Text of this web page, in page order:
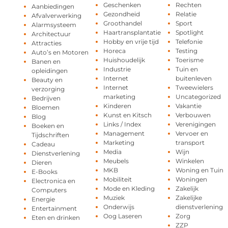
Aanbiedingen
Afvalverwerking
Alarmsysteem
Architectuur
Attracties
Auto’s en Motoren
Banen en
opleidingen
Beauty en
verzorging
Bedrijven
Bloemen
Blog
Boeken en
Tijdschriften
Cadeau
Dienstverlening
Dieren
E-Books
Electronica en
Computers
Energie
Entertainment
Eten en drinken
Geschenken
Gezondheid
Groothandel
Haartransplantatie
Hobby en vrije tijd
Horeca
Huishoudelijk
Industrie
Internet
Internet
marketing
Kinderen
Kunst en Kitsch
Links / Index
Management
Marketing
Media
Meubels
MKB
Mobiliteit
Mode en Kleding
Muziek
Onderwijs
Oog Laseren
Rechten
Relatie
Sport
Spotlight
Telefonie
Testing
Toerisme
Tuin en
buitenleven
Tweewielers
Uncategorized
Vakantie
Verbouwen
Verenigingen
Vervoer en
transport
Wijn
Winkelen
Woning en Tuin
Woningen
Zakelijk
Zakelijke
dienstverlening
Zorg
ZZP